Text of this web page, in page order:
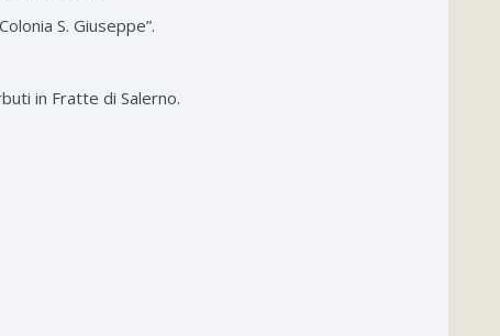
S. Giuseppe”.
in Fratte di Salerno.